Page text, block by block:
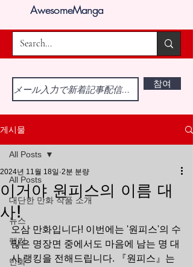
AwesomeManga
참여
게시물
All Posts
대단한 만화 작품 소개
뉴스
랭킹
만화
All Posts
이거야 원피스의 이름 대
사!
2024년 11월 18일 2분 분량
오삼 만화입니다! 이번에는 '원피스'의 수
많은 명장면 중에서도 마음에 남는 명 대
사 랭킹을 전해드립니다. 『원피스』는